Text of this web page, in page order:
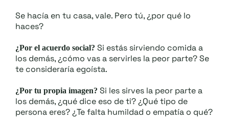
Se hacía en tu casa, vale. Pero tú, ¿por qué lo
haces?
¿Por el acuerdo social? Si estás sirviendo comida a
los demás, ¿cómo vas a servirles la peor parte? Se
te consideraría egoísta.
¿Por tu propia imagen? Si les sirves la peor parte a
los demás, ¿qué dice eso de ti? ¿Qué tipo de
persona eres? ¿Te falta humildad o empatía o qué?